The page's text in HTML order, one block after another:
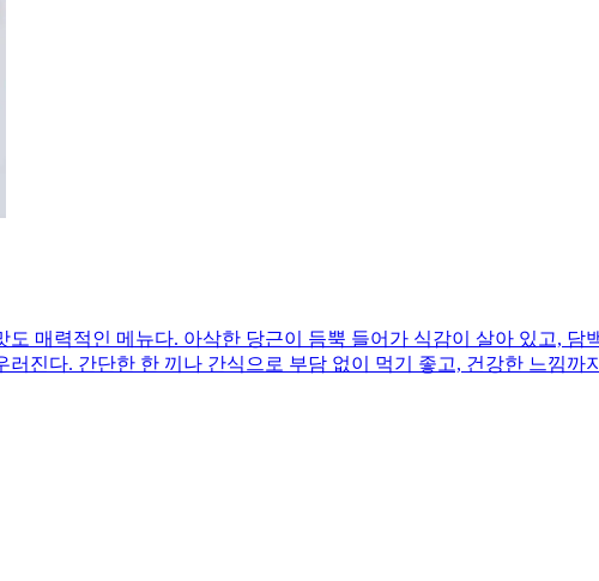
매력적인 메뉴다. 아삭한 당근이 듬뿍 들어가 식감이 살아 있고,
진다. 간단한 한 끼나 간식으로 부담 없이 먹기 좋고, 건강한 느낌까